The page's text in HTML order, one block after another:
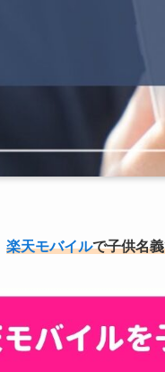
楽天モバイルで子供名